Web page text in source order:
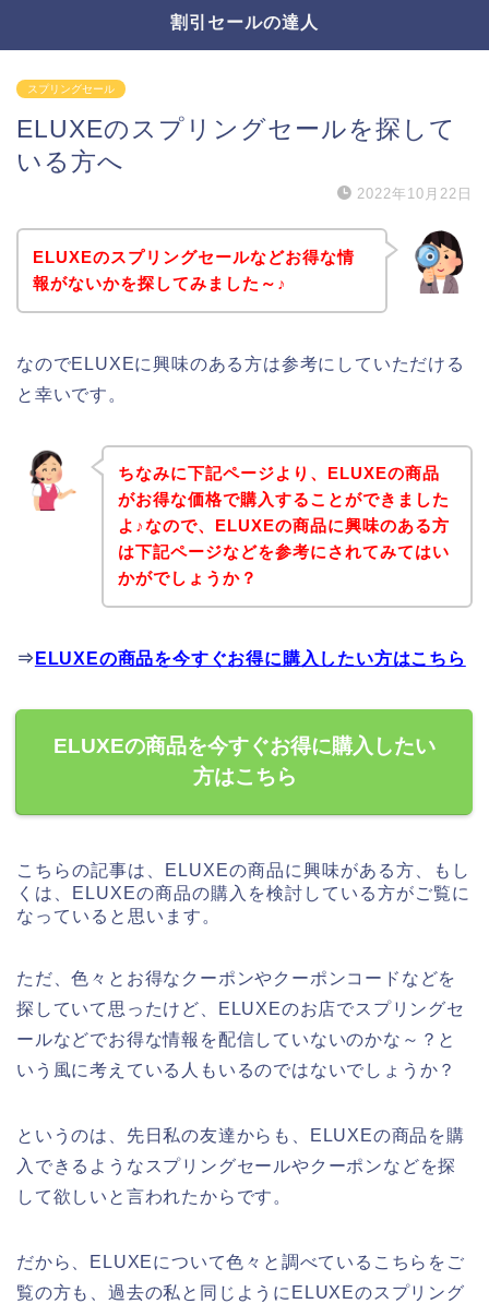
割引セールの達人
スプリングセール
ELUXEのスプリングセールを探して
いる方へ
2022年10月22日
ELUXEのスプリングセールなどお得な情
報がないかを探してみました～♪
なのでELUXEに興味のある方は参考にしていただける
と幸いです。
ちなみに下記ページより、ELUXEの商品
がお得な価格で購入することができました
よ♪なので、ELUXEの商品に興味のある方
は下記ページなどを参考にされてみてはい
かがでしょうか？
⇒ ELUXEの商品を今すぐお得に購入したい方はこちら
ELUXEの商品を今すぐお得に購入したい
方はこちら
こちらの記事は、ELUXEの商品に興味がある方、もし
くは、ELUXEの商品の購入を検討している方がご覧に
なっていると思います。
ただ、色々とお得なクーポンやクーポンコードなどを
探していて思ったけど、ELUXEのお店でスプリングセ
ールなどでお得な情報を配信していないのかな～？と
いう風に考えている人もいるのではないでしょうか？
というのは、先日私の友達からも、ELUXEの商品を購
入できるようなスプリングセールやクーポンなどを探
して欲しいと言われたからです。
だから、ELUXEについて色々と調べているこちらをご
覧の方も、過去の私と同じようにELUXEのスプリング